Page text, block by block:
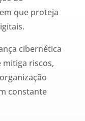
que proteja
cibernética
mitiga riscos,
constante